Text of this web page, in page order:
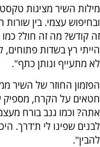
מילות השיר מציגות
ובחיפוש עצמי. בין
זה קודש? מה זה חול?
הייתי רץ בשדות
לא מתעייף ונותן כתף".
הפזמון החוזר של השיר
חטאים על הקרח, מספיק
אתה? וכמו גנב בורח
לבנים שפינו לי ת'דרך.
להבין".